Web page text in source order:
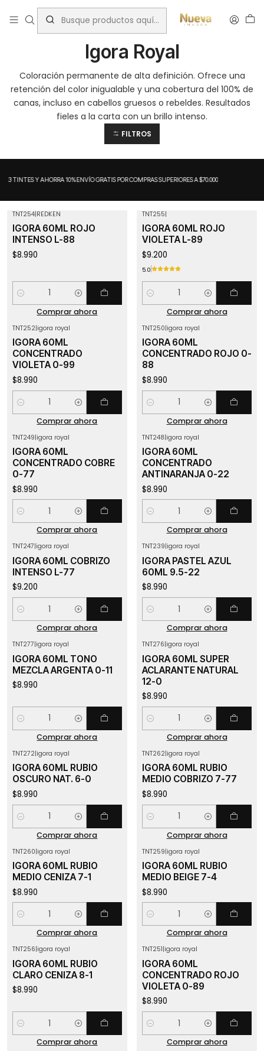
Inicio Tintes por Marca Igora Royal
Igora Royal
Coloración permanente de alta definición. Ofrece una
retención del color inigualable y una cobertura del 100% de
canas, incluso en cabellos gruesos o rebeldes. Resultados
fieles a la carta con un brillo intenso.
FILTROS
3 TINTES Y AHORRA 10%ENVÍO GRATIS POR COMPRAS SUPERIORES A $70.000
TNT254|REDKEN
IGORA 60ML ROJO
INTENSO L-88
$8.990
Cantidad
Comprar ahora
TNT255|
IGORA 60ML ROJO
VIOLETA L-89
$9.200
5.0
Cantidad
Comprar ahora
TNT252|igora royal
IGORA 60ML
CONCENTRADO
VIOLETA 0-99
$8.990
Cantidad
Comprar ahora
TNT250|igora royal
IGORA 60ML
CONCENTRADO ROJO 0-
88
$8.990
Cantidad
Comprar ahora
TNT249|igora royal
IGORA 60ML
CONCENTRADO COBRE
0-77
$8.990
Cantidad
Comprar ahora
TNT248|igora royal
IGORA 60ML
CONCENTRADO
ANTINARANJA 0-22
$8.990
Cantidad
Comprar ahora
TNT247|igora royal
IGORA 60ML COBRIZO
INTENSO L-77
$9.200
Cantidad
Comprar ahora
TNT239|igora royal
IGORA PASTEL AZUL
60ML 9.5-22
$8.990
Cantidad
Comprar ahora
TNT277|igora royal
IGORA 60ML TONO
MEZCLA ARGENTA 0-11
$8.990
Cantidad
Comprar ahora
TNT276|igora royal
IGORA 60ML SUPER
ACLARANTE NATURAL
12-0
$8.990
Cantidad
Comprar ahora
TNT272|igora royal
IGORA 60ML RUBIO
OSCURO NAT. 6-0
$8.990
Cantidad
Comprar ahora
TNT262|igora royal
IGORA 60ML RUBIO
MEDIO COBRIZO 7-77
$8.990
Cantidad
Comprar ahora
TNT260|igora royal
IGORA 60ML RUBIO
MEDIO CENIZA 7-1
$8.990
Cantidad
Comprar ahora
TNT259|igora royal
IGORA 60ML RUBIO
MEDIO BEIGE 7-4
$8.990
Cantidad
Comprar ahora
TNT256|igora royal
IGORA 60ML RUBIO
CLARO CENIZA 8-1
$8.990
Cantidad
Comprar ahora
TNT251|igora royal
IGORA 60ML
CONCENTRADO ROJO
VIOLETA 0-89
$8.990
Cantidad
Comprar ahora